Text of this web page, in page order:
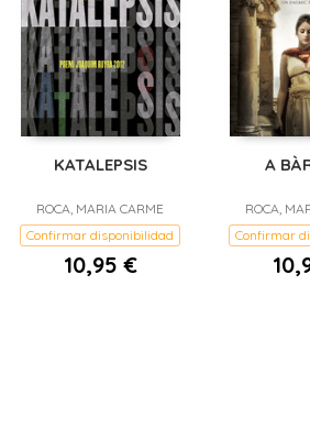
KATALEPSIS
ROCA, MARIA CARME
Confirmar disponibilidad
10,95 €
A
ROCA,
Confirmar